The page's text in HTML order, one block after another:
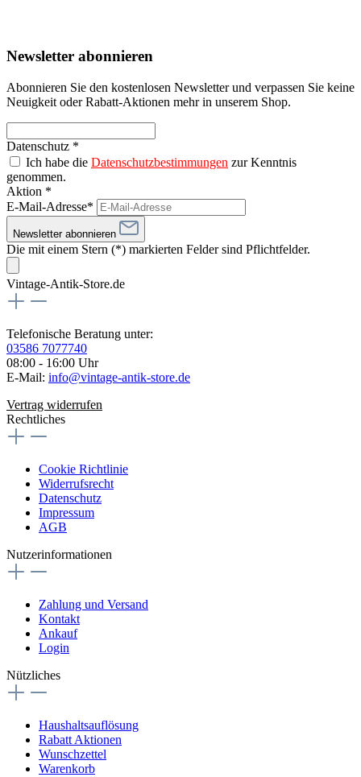
Newsletter abonnieren
Abonnieren Sie den kostenlosen Newsletter und verpassen Sie keine
Neuigkeit oder Rabatt-Aktionen mehr in unserem Shop.
Datenschutz *
Ich habe die Datenschutzbestimmungen zur Kenntnis
genommen.
Aktion *
E-Mail-Adresse*
Newsletter abonnieren
Die mit einem Stern (*) markierten Felder sind Pflichtfelder.
Vintage-Antik-Store.de
Telefonische Beratung unter:
03586 7077740
08:00 - 16:00 Uhr
E-Mail: info@vintage-antik-store.de
Vertrag widerrufen
Rechtliches
Cookie Richtlinie
Widerrufsrecht
Datenschutz
Impressum
AGB
Nutzerinformationen
Zahlung und Versand
Kontakt
Ankauf
Login
Nützliches
Haushaltsauflösung
Rabatt Aktionen
Wunschzettel
Warenkorb